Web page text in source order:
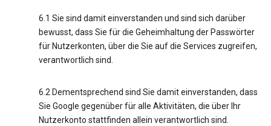
6.1 Sie sind damit einverstanden und sind sich darüber
bewusst, dass Sie für die Geheimhaltung der Passwörter
für Nutzerkonten, über die Sie auf die Services zugreifen,
verantwortlich sind.
6.2 Dementsprechend sind Sie damit einverstanden, dass
Sie Google gegenüber für alle Aktivitäten, die über Ihr
Nutzerkonto stattfinden allein verantwortlich sind.